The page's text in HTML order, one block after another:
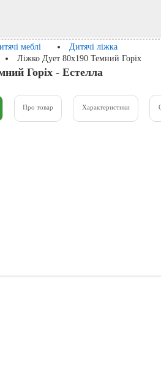
меблі
Дитячі ліжка
Ліжко Дует 80x190 Темний Горіх
Горіх - Естелла
Про товар Характеристики